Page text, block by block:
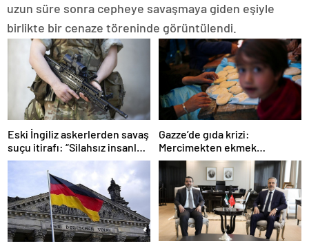
uzun süre sonra cepheye savaşmaya giden eşiyle
birlikte bir cenaze töreninde görüntülendi.
Eski İngiliz askerlerden savaş
suçu itirafı: “Silahsız insanları
uykuda öldürdüler”
Gazze’de gıda krizi:
Mercimekten ekmek
yapıyorlar